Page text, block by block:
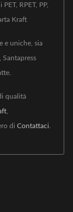
RPET, PP,
Kraft
e uniche, sia
Santapress
qualità
di Contattaci